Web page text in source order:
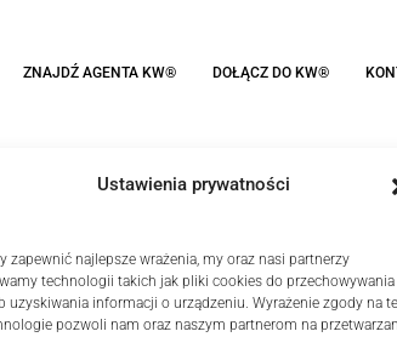
Ustawienia prywatności
zapewnić najlepsze wrażenia, my oraz nasi partnerzy
technologii takich jak pliki cookies do przechowywania
uzyskiwania informacji o urządzeniu. Wyrażenie zgody na te
pozwoli nam oraz naszym partnerom na
ZNAJDŹ AGENTA KW® DOŁĄCZ DO KW®